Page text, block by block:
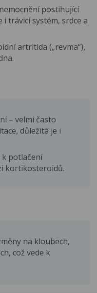
postihující
trávicí systém, srdce a
artritida („revma“),
– velmi často
důležitá je i
k potlačení
kortikosteroidů.
na kloubech,
což vede k